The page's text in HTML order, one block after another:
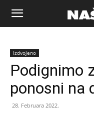
Naša
riječ
Zenica
Izdvojeno
Podignimo
ponosni na
28. Februara 2022.